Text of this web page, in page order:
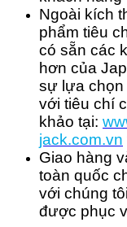
Ngoài kích
phẩm tiêu
có sẵn các
hơn của
sự lựa chọn
với tiêu chí
khảo tại:
jack.com.vn
Giao hàng
toàn quốc
với chúng
được phục